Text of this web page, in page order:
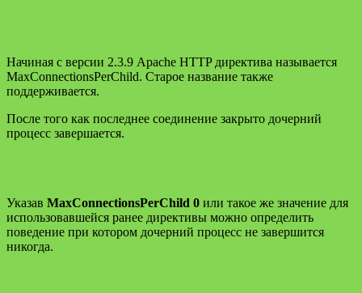
Начиная с версии 2.3.9 Apache HTTP директива называется
MaxConnectionsPerChild. Старое название также
поддерживается.
После того как последнее соединение закрыто дочерний
процесс завершается.
Указав MaxConnectionsPerChild 0 или такое же значение для
использовавшейся ранее директивы можно определить
поведение при котором дочерний процесс не завершится
никогда.